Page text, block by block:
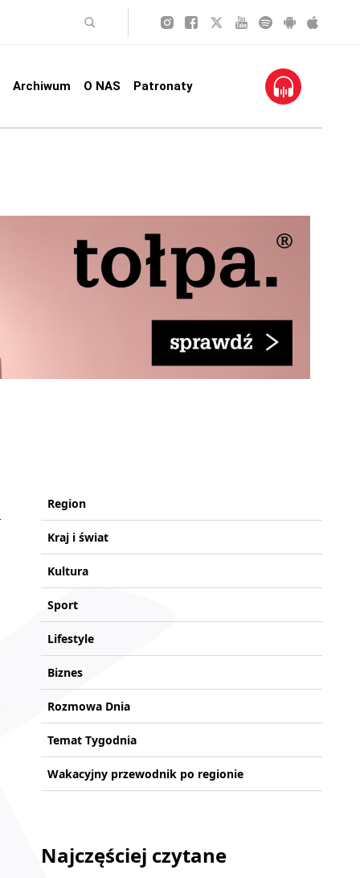
Archiwum O NAS Patronaty
Region
Kraj i świat
Kultura
Sport
Lifestyle
Biznes
Rozmowa Dnia
Temat Tygodnia
Wakacyjny przewodnik po regionie
Najczęściej czytane